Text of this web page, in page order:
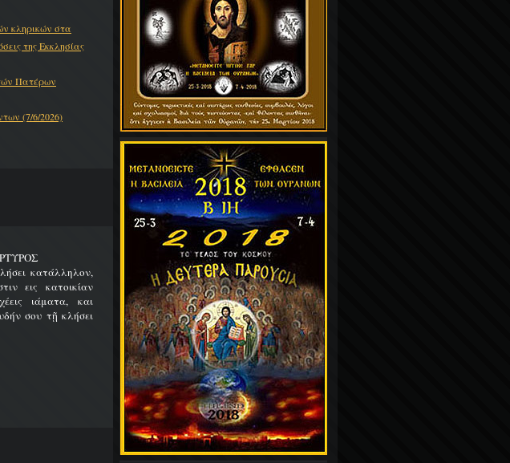
κληρικών στα
της Εκκλησίας
Πατέρων
(7/6/2026)
κατάλληλον,
εις κατοικίαν
ιάματα, και
σου τῇ κλήσει